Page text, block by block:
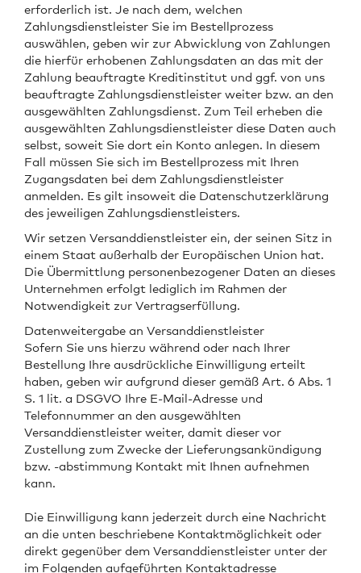
erforderlich ist. Je nach dem, welchen
Zahlungsdienstleister Sie im Bestellprozess
auswählen, geben wir zur Abwicklung von Zahlungen
die hierfür erhobenen Zahlungsdaten an das mit der
Zahlung beauftragte Kreditinstitut und ggf. von uns
beauftragte Zahlungsdienstleister weiter bzw. an den
ausgewählten Zahlungsdienst. Zum Teil erheben die
ausgewählten Zahlungsdienstleister diese Daten auch
selbst, soweit Sie dort ein Konto anlegen. In diesem
Fall müssen Sie sich im Bestellprozess mit Ihren
Zugangsdaten bei dem Zahlungsdienstleister
anmelden. Es gilt insoweit die Datenschutzerklärung
des jeweiligen Zahlungsdienstleisters.
Wir setzen Versanddienstleister ein, der seinen Sitz in
einem Staat außerhalb der Europäischen Union hat.
Die Übermittlung personenbezogener Daten an dieses
Unternehmen erfolgt lediglich im Rahmen der
Notwendigkeit zur Vertragserfüllung.
Datenweitergabe an Versanddienstleister
Sofern Sie uns hierzu während oder nach Ihrer
Bestellung Ihre ausdrückliche Einwilligung erteilt
haben, geben wir aufgrund dieser gemäß Art. 6 Abs. 1
S. 1 lit. a DSGVO Ihre E-Mail-Adresse und
Telefonnummer an den ausgewählten
Versanddienstleister weiter, damit dieser vor
Zustellung zum Zwecke der Lieferungsankündigung
bzw. -abstimmung Kontakt mit Ihnen aufnehmen
kann.
Die Einwilligung kann jederzeit durch eine Nachricht
an die unten beschriebene Kontaktmöglichkeit oder
direkt gegenüber dem Versanddienstleister unter der
im Folgenden aufgeführten Kontaktadresse